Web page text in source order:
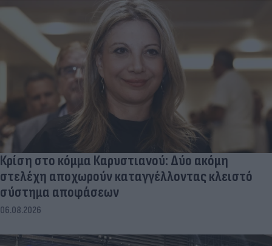
Κρίση στο κόμμα Καρυστιανού: Δύο ακόμη
στελέχη αποχωρούν καταγγέλλοντας κλειστό
σύστημα αποφάσεων
06.08.2026